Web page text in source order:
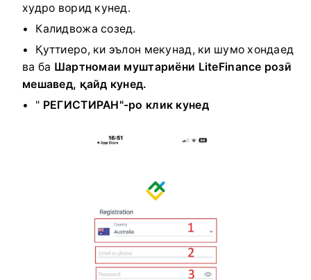
худро ворид кунед.
Калидвожа созед.
Қуттиеро, ки эълон мекунад, ки шумо хондаед
ва ба Шартномаи муштариёни LiteFinance розӣ
мешавед, қайд кунед.
" РЕГИСТИРАН"-ро клик кунед